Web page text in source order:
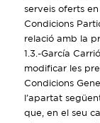
serveis oferts en
Condicions
relació amb la
1.3.-García
modificar les
Condicions
l’apartat
que, en el seu